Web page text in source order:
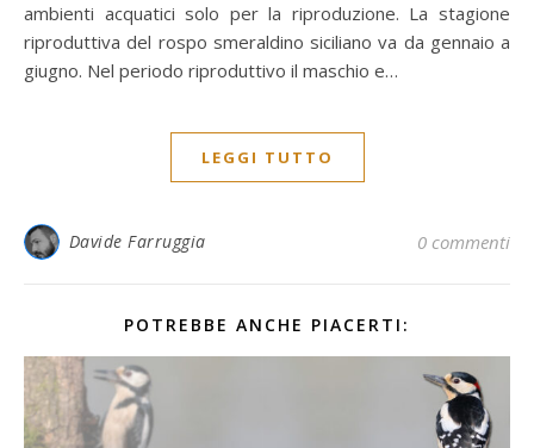
ambienti acquatici solo per la riproduzione. La stagione
riproduttiva del rospo smeraldino siciliano va da gennaio a
giugno. Nel periodo riproduttivo il maschio e…
LEGGI TUTTO
Davide Farruggia 0 commenti
POTREBBE ANCHE PIACERTI: